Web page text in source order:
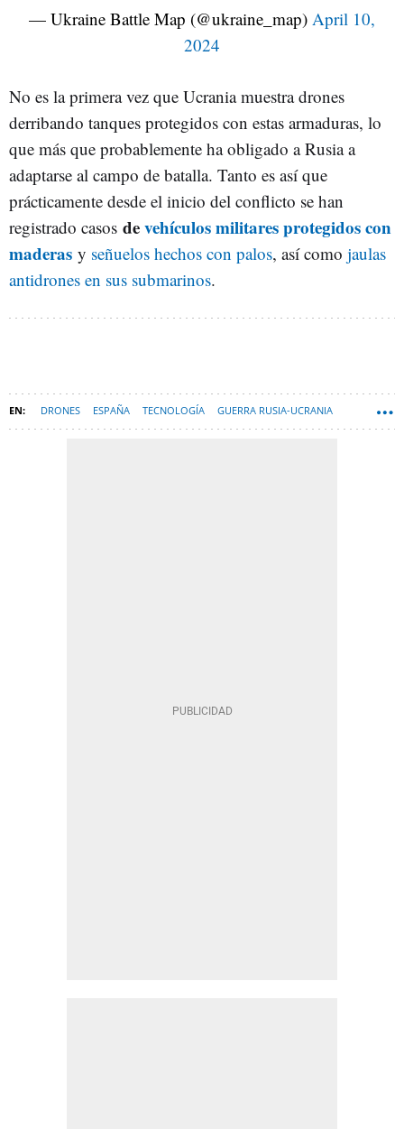
— Ukraine Battle Map (@ukraine_map) April 10,
2024
No es la primera vez que Ucrania muestra drones
derribando tanques protegidos con estas armaduras, lo
que más que probablemente ha obligado a Rusia a
adaptarse al campo de batalla. Tanto es así que
prácticamente desde el inicio del conflicto se han
registrado casos devehículos militares protegidos con
maderas y señuelos hechos con palos, así como jaulas
antidrones en sus submarinos.
DRONES ESPAÑA TECNOLOGÍA GUERRA RUSIA-UCRANIA